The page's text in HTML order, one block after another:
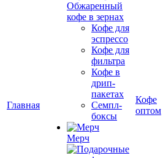
Главная
Обжаренный
кофе в зернах
Кофе для
эспрессо
Кофе для
фильтра
Кофе в
дрип-
пакетах
Семпл-
боксы
Мерч
Кофе
оптом